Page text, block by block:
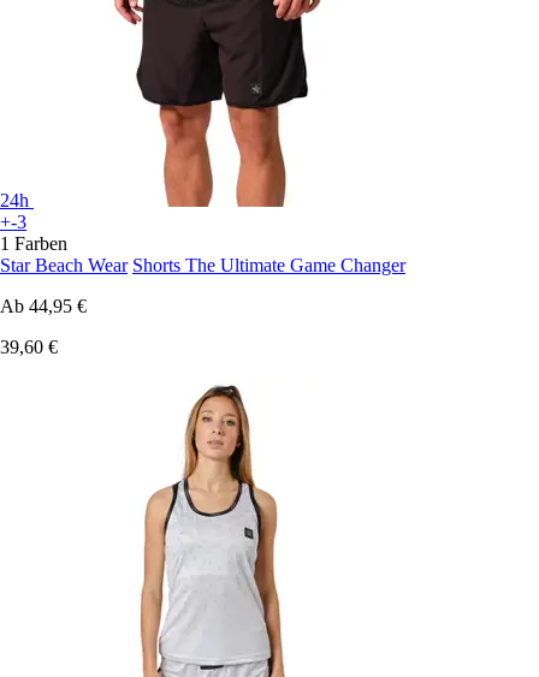
24h
+-3
1 Farben
Star Beach Wear Shorts The Ultimate Game Changer
Ab 44,95 €
39,60 €